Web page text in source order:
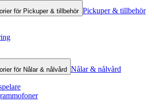
för Pickuper & tillbehör Pickuper & tillbehör
för Nålar & nålvård Nålar & nålvård